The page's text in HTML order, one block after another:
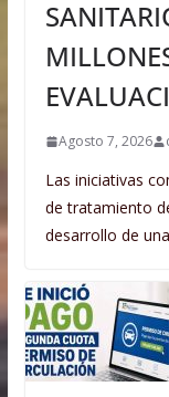
Agosto 7, 2026
Las iniciativas
de tratamiento
desarrollo de una